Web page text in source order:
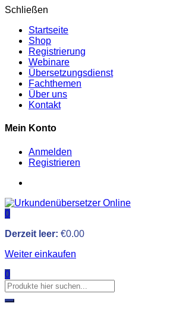
Schließen
Startseite
Shop
Registrierung
Webinare
Übersetzungsdienst
Fachthemen
Über uns
Kontakt
Mein Konto
Anmelden
Registrieren
0
Derzeit leer: €0.00
Weiter einkaufen
0